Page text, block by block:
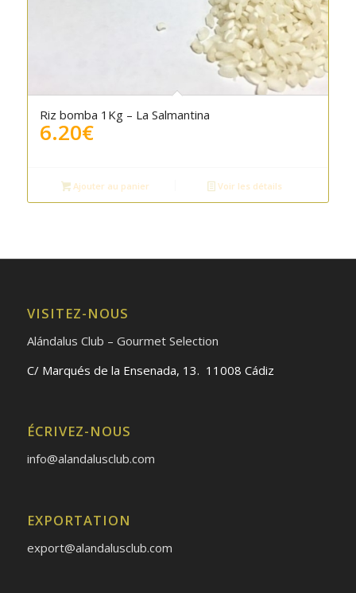
Riz bomba 1Kg – La Salmantina
6.20€
Ajouter au panier Voir les détails
VISITEZ-NOUS
Alándalus Club – Gourmet Selection
C/ Marqués de la Ensenada, 13. 11008 Cádiz
ÉCRIVEZ-NOUS
info@alandalusclub.com
EXPORTATION
export@alandalusclub.com